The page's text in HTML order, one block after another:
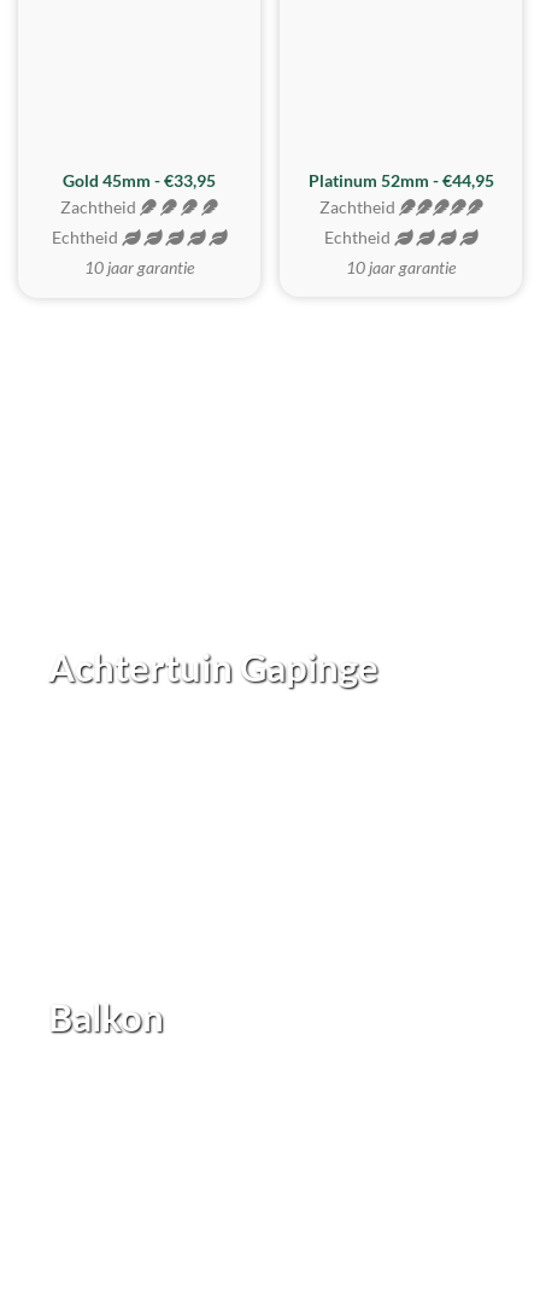
REALISTISCH
Gold 45mm - €33,95
Zachtheid
Echtheid
10 jaar garantie
ZACHTSTE
Platinum 52mm - €44,95
Zachtheid
Echtheid
10 jaar garantie
Achtertuin Gapinge
Balkon